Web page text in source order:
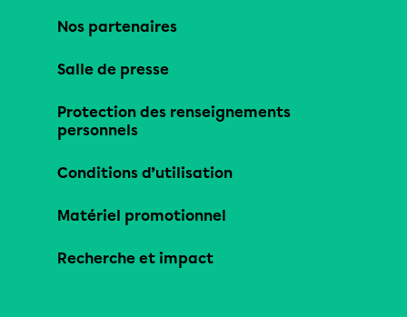
Nos partenaires
Salle de presse
Protection des renseignements
personnels
Conditions d’utilisation
Matériel promotionnel
Recherche et impact